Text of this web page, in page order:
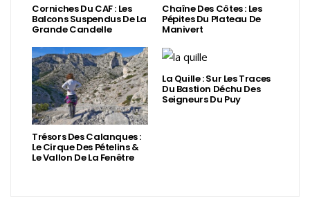
Corniches Du CAF : Les
Balcons Suspendus De La
Grande Candelle
Chaîne Des Côtes : Les
Pépites Du Plateau De
Manivert
Trésors Des Calanques :
Le Cirque Des Pételins &
Le Vallon De La Fenêtre
La Quille : Sur Les Traces
Du Bastion Déchu Des
Seigneurs Du Puy